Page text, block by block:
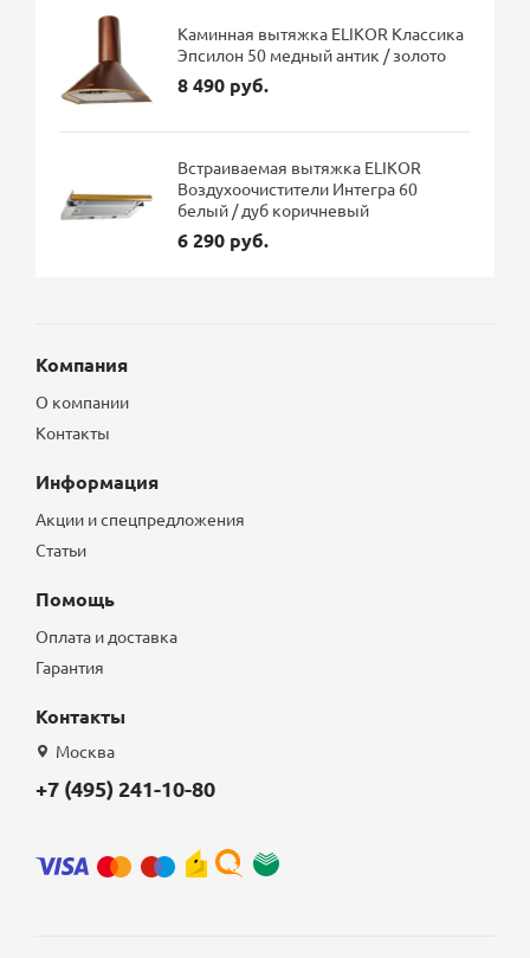
Каминная вытяжка ELIKOR Классика
Эпсилон 50 медный антик / золото
8 490 руб.
Встраиваемая вытяжка ELIKOR
Воздухоочистители Интегра 60
белый / дуб коричневый
6 290 руб.
Компания
О компании
Контакты
Информация
Акции и спецпредложения
Статьи
Помощь
Оплата и доставка
Гарантия
Контакты
Москва
+7 (495) 241-10-80